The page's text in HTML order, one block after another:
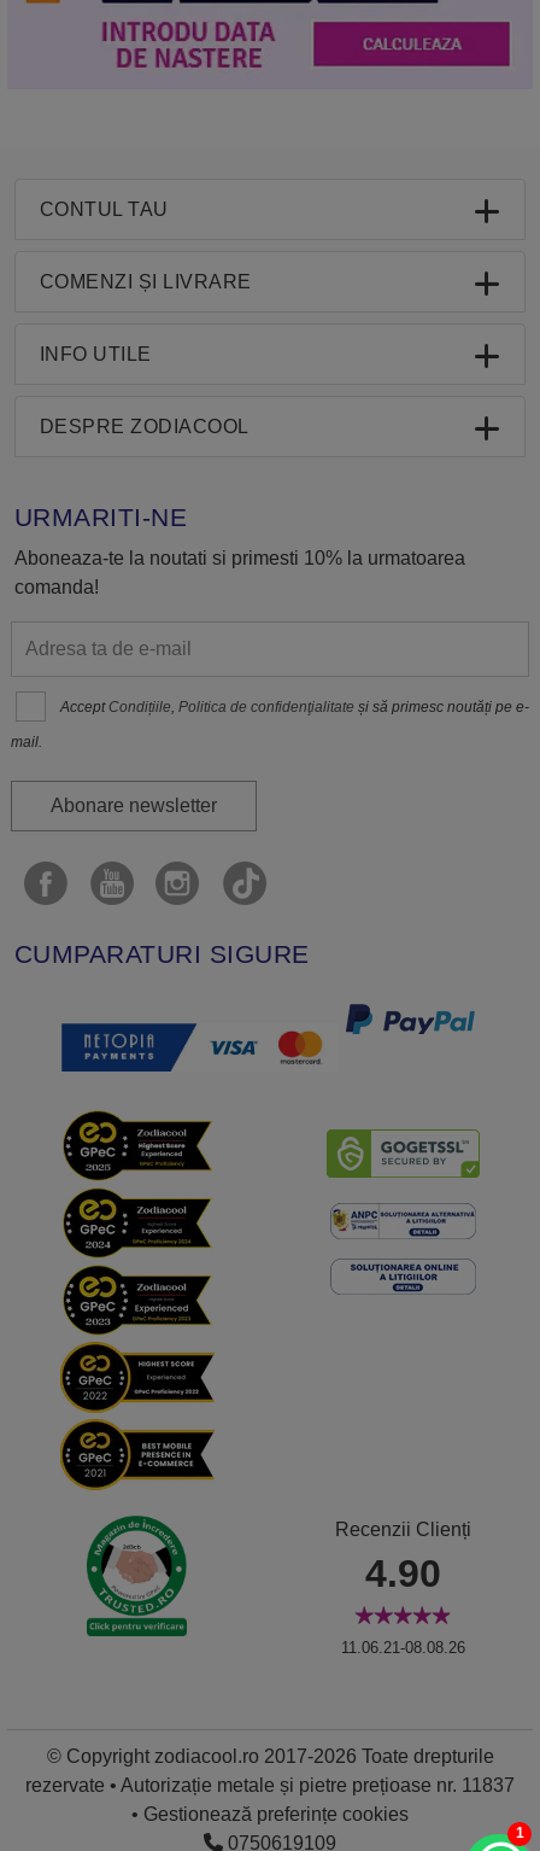
CONTUL TAU
COMENZI ȘI LIVRARE
INFO UTILE
DESPRE ZODIACOOL
URMARITI-NE
Aboneaza-te la noutati si primesti 10% la urmatoarea
comanda!
Accept Condițiile ,Politica de confidenţialitate și să primesc noutăți pe e-
mail.
Abonare newsletter
CUMPARATURI SIGURE
Recenzii Clienți
4.90
11.06.21-08.08.26
© Copyright zodiacool.ro 2017-2026 Toate drepturile
rezervate • Autorizație metale și pietre prețioase nr. 11837
• Gestionează preferințe cookies
0750619109
1